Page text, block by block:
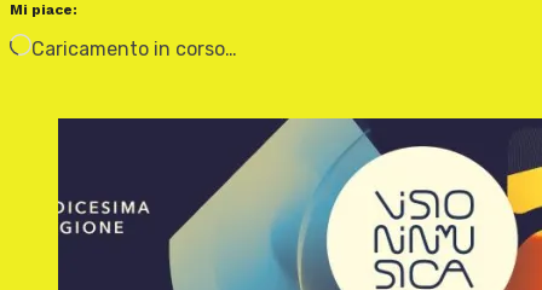
Mi piace:
Caricamento in corso…